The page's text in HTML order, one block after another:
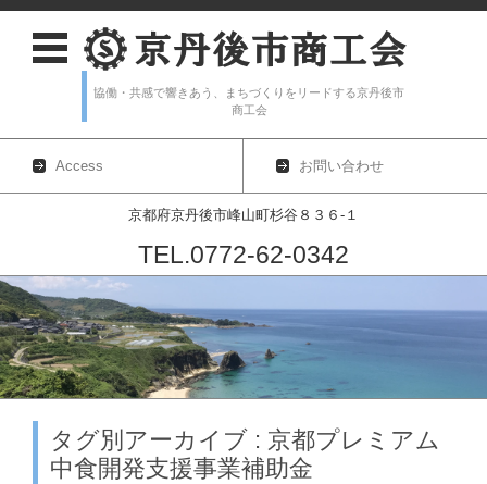
協働・共感で響きあう、まちづくりをリードする京丹後市
商工会
Access お問い合わせ
京都府京丹後市峰山町杉谷８３６-１
TEL.0772-62-0342
コンテンツに移動
タグ別アーカイブ : 京都プレミアム
中食開発支援事業補助金